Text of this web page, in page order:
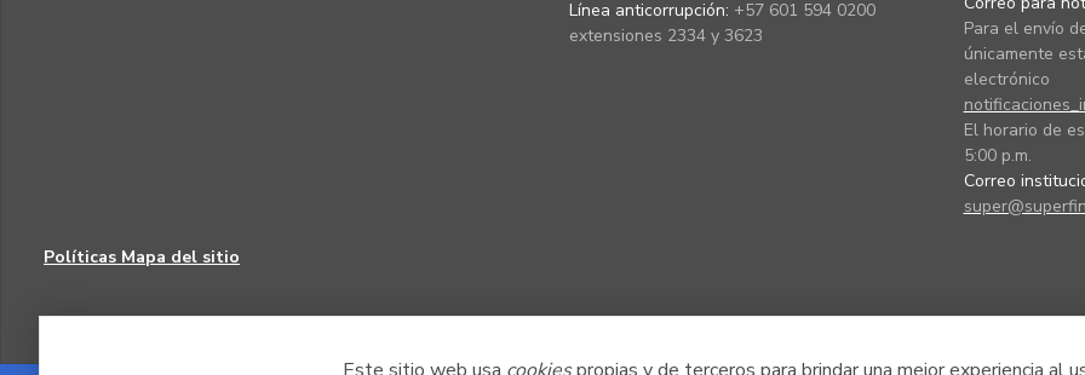
Línea anticorrupción: +57 601 594 0200
extensiones 2334 y 3623
Para el envío
únicamente
electrónico
El horario de
5:00 p.m.
Correo
Políticas Mapa del sitio